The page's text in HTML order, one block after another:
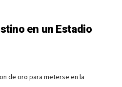
en un Estadio
de oro para meterse en la